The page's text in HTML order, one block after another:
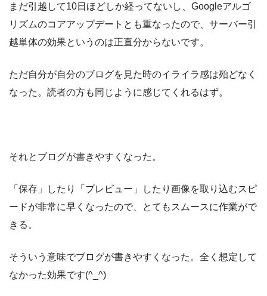
まだ引越して10日ほどしか経ってないし、Googleアルゴ
リズムのコアアップデートとも重なったので、サーバー引
越単体の効果というのは正直分からないです。
ただ自分が自分のブログを見た時のイライラ感は殆どなく
なった。読者の方も同じように感じてくれるはず。
それとブログが書きやすくなった。
「保存」したり「プレビュー」したり画像を取り込むスピ
ードが非常に早くなったので、とてもスムースに作業がで
きる。
そういう意味でブログが書きやすくなった。全く想定して
なかった効果です(^_^)